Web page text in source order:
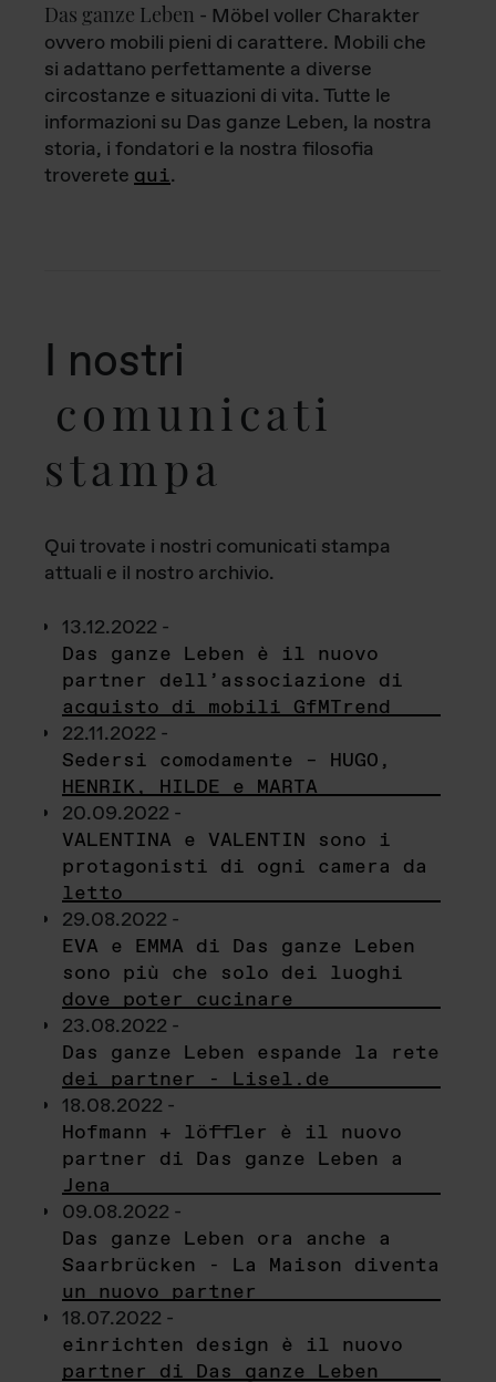
Das ganze Leben - Möbel voller Charakter
ovvero mobili pieni di carattere. Mobili che
si adattano perfettamente a diverse
circostanze e situazioni di vita. Tutte le
informazioni su Das ganze Leben, la nostra
storia, i fondatori e la nostra filosofia
troverete qui.
I nostri
comunicati
stampa
Qui trovate i nostri comunicati stampa
attuali e il nostro archivio.
13.12.2022 -
Das ganze Leben è il nuovo
partner dell’associazione di
acquisto di mobili GfMTrend
22.11.2022 -
Sedersi comodamente – HUGO,
HENRIK, HILDE e MARTA
20.09.2022 -
VALENTINA e VALENTIN sono i
protagonisti di ogni camera da
letto
29.08.2022 -
EVA e EMMA di Das ganze Leben
sono più che solo dei luoghi
dove poter cucinare
23.08.2022 -
Das ganze Leben espande la rete
dei partner - Lisel.de
18.08.2022 -
Hofmann + löffler è il nuovo
partner di Das ganze Leben a
Jena
09.08.2022 -
Das ganze Leben ora anche a
Saarbrücken - La Maison diventa
un nuovo partner
18.07.2022 -
einrichten design è il nuovo
partner di Das ganze Leben